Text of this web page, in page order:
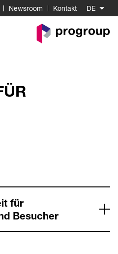
Newsroom Kontakt DE
Go
to
für
Besucher